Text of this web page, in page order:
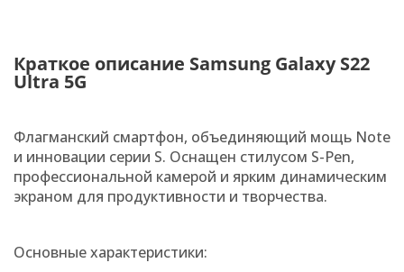
Краткое описание Samsung Galaxy S22
Ultra 5G
Флагманский смартфон, объединяющий мощь Note
и инновации серии S. Оснащен стилусом S-Pen,
профессиональной камерой и ярким динамическим
экраном для продуктивности и творчества.
Основные характеристики: